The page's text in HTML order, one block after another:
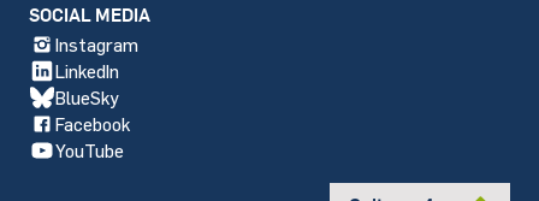
SOCIAL MEDIA
Instagram
LinkedIn
BlueSky
Facebook
YouTube